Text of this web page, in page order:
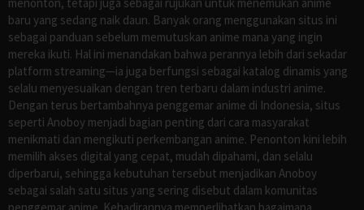
baru yang sedang naik daun. Banyak orang menggunakan situs ini
sebagai panduan sebelum memutuskan anime mana yang ingin
mereka ikuti. Hal ini menandakan bahwa perannya lebih dari sekadar
platform streaming—ia juga berfungsi sebagai katalog dinamis yang
selalu menyesuaikan dengan tren terbaru dalam industri anime.
Dengan terus bertambahnya penggemar anime di Indonesia, situs
seperti Anoboy menjadi bagian penting dari cara masyarakat
menikmati dan mengikuti perkembangan anime. Penonton kini lebih
memilih akses digital yang cepat, mudah dipahami, dan selalu
diperbarui, sehingga kebutuhan tersebut menjadikan Anoboy
sebagai salah satu situs yang sering disebut dalam komunitas
penggemar anime. Kehadirannya memperlihatkan bagaimana